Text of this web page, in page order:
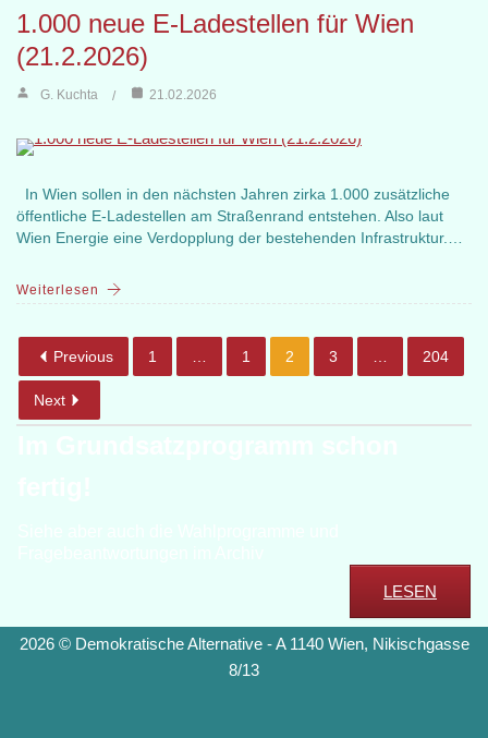
1.000 neue E-Ladestellen für Wien
(21.2.2026)
G. Kuchta 21.02.2026
In Wien sollen in den nächsten Jahren zirka 1.000 zusätzliche
öffentliche E-Ladestellen am Straßenrand entstehen. Also laut
Wien Energie eine Verdopplung der bestehenden Infrastruktur.…
Weiterlesen
Previous 1 1 2 3 204
Next
LESEN
2026 © Demokratische Alternative - A 1140 Wien, Nikischgasse
8/13